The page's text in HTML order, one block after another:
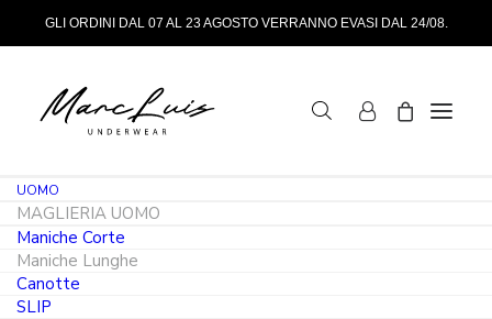
GLI ORDINI DAL 07 AL 23 AGOSTO VERRANNO EVASI DAL 24/08.
UOMO
MAGLIERIA UOMO
Maniche Corte
Maniche Lunghe
Canotte
SLIP